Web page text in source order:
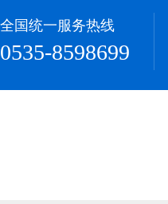
全国统一服务热线
0535-8598699